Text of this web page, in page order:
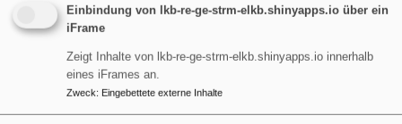
Einbindung von lkb-re-ge-strm-elkb.shinyapps.io über ein
iFrame
Zeigt Inhalte von lkb-re-ge-strm-elkb.shinyapps.io innerhalb
eines iFrames an.
Zweck: Eingebettete externe Inhalte